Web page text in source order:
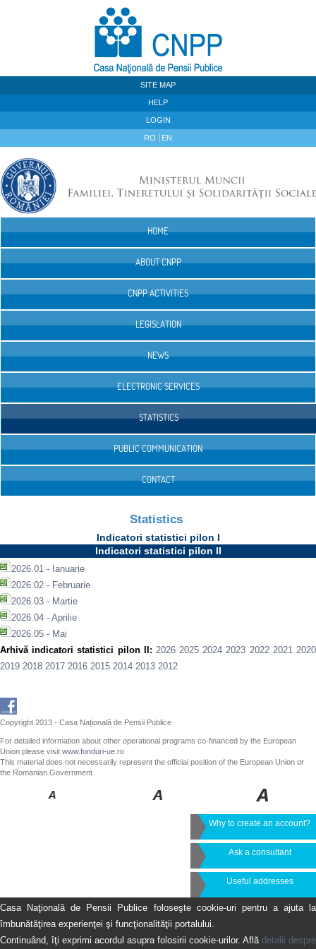
SITE MAP
HELP
LOGIN
RO EN
HOME
ABOUT CNPP
CNPP ACTIVITIES
LEGISLATION
NEWS
ELECTRONIC SERVICES
STATISTICS
PUBLIC COMMUNICATION
CONTACT
Statistics
Indicatori statistici pilon I
Indicatori statistici pilon II
2026.01 - Ianuarie
2026.02 - Februarie
2026.03 - Martie
2026.04 - Aprilie
2026.05 - Mai
Arhivă indicatori statistici pilon II: 2026 2025 2024 2023 2022 2021 2020
2019 2018 2017 2016 2015 2014 2013 2012
Copyright 2013 - Casa Națională de Pensii Publice
For detailed information about other operational programs co-financed by the European
Union please visit www.fonduri-ue.ro
This material does not necessarily represent the official position of the European Union or
the Romanian Government
Why to create an account?
Ask a consultant
Useful addresses
Casa Naţională de Pensii Publice foloseşte cookie-uri pentru a ajuta la
îmbunătăţirea experienţei şi funcţionalităţii portalului.
Continuând, îţi exprimi acordul asupra folosirii cookie-urilor. Află detalii despre